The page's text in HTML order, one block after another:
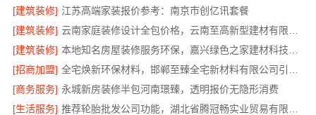
[建筑装修] 江苏高端家装报价参考：南京市创亿讯套餐
[建筑装修]
[建筑装修]
[招商加盟]
[商务服务] 永城新房装修半包河南璟臻，透明报价无隐形消费
[生活服务]